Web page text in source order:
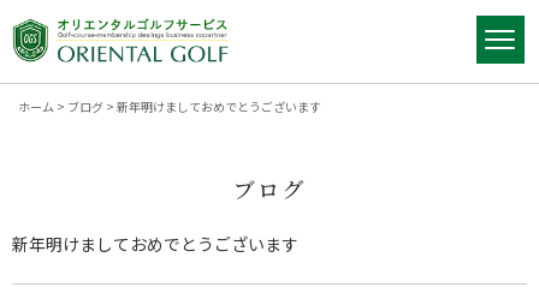
ホーム > ブログ > 新年明けましておめでとうございます
ブログ
新年明けましておめでとうございます